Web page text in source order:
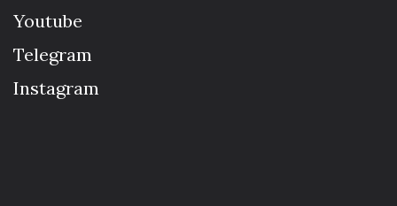
Youtube
Telegram
Instagram